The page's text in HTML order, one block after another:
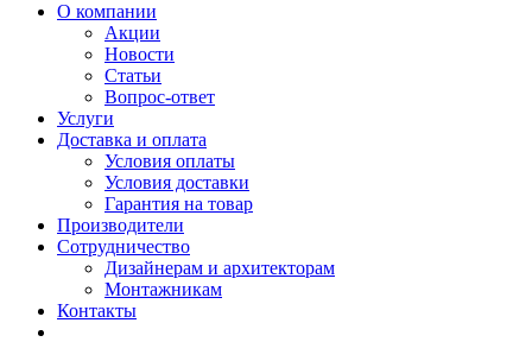
О компании
Акции
Новости
Статьи
Вопрос-ответ
Услуги
Доставка и оплата
Условия оплаты
Условия доставки
Гарантия на товар
Производители
Сотрудничество
Дизайнерам и архитекторам
Монтажникам
Контакты